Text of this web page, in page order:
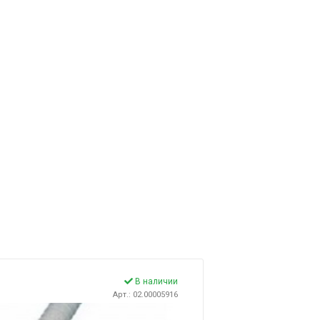
В наличии
Арт.: 02.00005916